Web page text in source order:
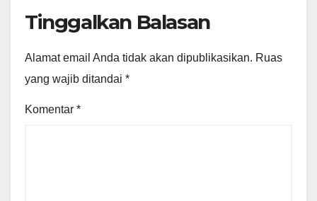
Tinggalkan Balasan
Alamat email Anda tidak akan dipublikasikan. Ruas
yang wajib ditandai *
Komentar *